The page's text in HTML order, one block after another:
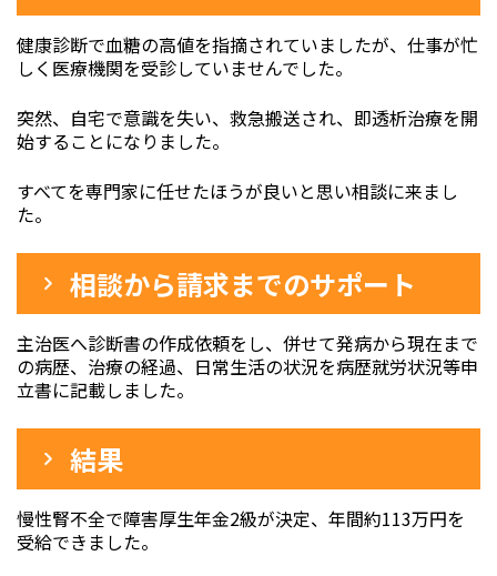
健康診断で血糖の高値を指摘されていましたが、仕事が忙
しく医療機関を受診していませんでした。
突然、自宅で意識を失い、救急搬送され、即透析治療を開
始することになりました。
すべてを専門家に任せたほうが良いと思い相談に来まし
た。
相談から請求までのサポート
主治医へ診断書の作成依頼をし、併せて発病から現在まで
の病歴、治療の経過、日常生活の状況を病歴就労状況等申
立書に記載しました。
結果
慢性腎不全で障害厚生年金2級が決定、年間約113万円を
受給できました。